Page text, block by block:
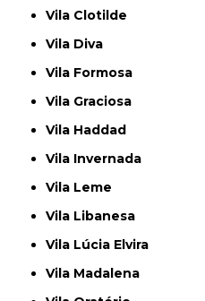
Vila Clotilde
Vila Diva
Vila Formosa
Vila Graciosa
Vila Haddad
Vila Invernada
Vila Leme
Vila Libanesa
Vila Lúcia Elvira
Vila Madalena